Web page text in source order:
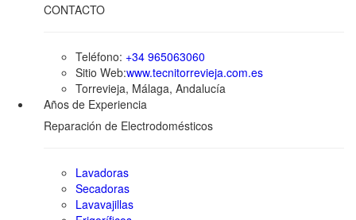
CONTACTO
Teléfono: +34 965063060
Sitio Web:www.tecnitorrevieja.com.es
Torrevieja, Málaga, Andalucía
Años de Experiencia
Reparación de Electrodomésticos
Lavadoras
Secadoras
Lavavajillas